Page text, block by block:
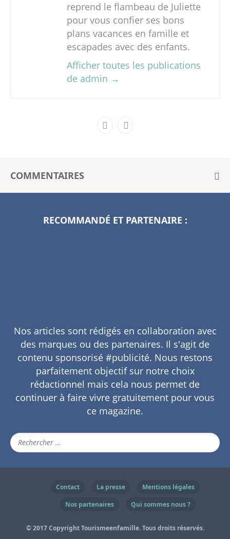
reprend le flambeau de Juliette
pour vous confier ses bons
plans vacances en famille et
escapades avec des enfants.
Afficher toutes les publications
de admin →
COMMENTAIRES
RECOMMANDÉ ET PARTENAIRE :
Nos articles sont rédigés en collaboration avec
des marques ou des partenaires. Il s'agit de
contenu sponsorisé #publicité. Nous restons
parfaitement objectif sur notre choix
rédactionnel mais cela nous permet de
continuer à faire vivre gratuitement pour vous
ce magazine.
Contact La presse
Mentions légales
Nos partenaires
Qui sommes nous ?
© 2017 Copyright Tourismeenfamille. Tous droits réservés.